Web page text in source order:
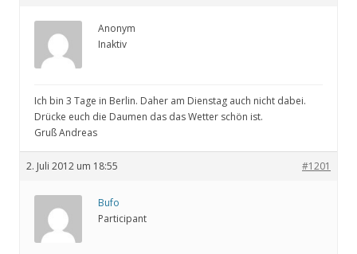
Anonym
Inaktiv
Ich bin 3 Tage in Berlin. Daher am Dienstag auch nicht dabei.
Drücke euch die Daumen das das Wetter schön ist.
Gruß Andreas
2. Juli 2012 um 18:55 #1201
Bufo
Participant